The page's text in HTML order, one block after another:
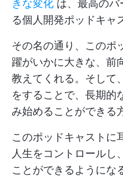
きな変化 は、最高の
る個人開発ポッドキャ
その名の通り、このポ
躍がいかに大きな、前
教えてくれる。そして
をすることで、長期的
み始めることができる
このポッドキャストに
人生をコントロールし
ことができるようにな